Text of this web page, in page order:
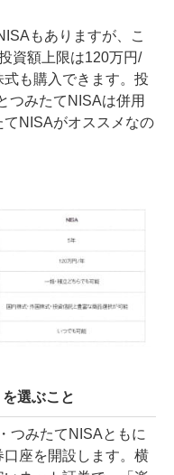
もありますが、こ
資額上限は120万円/
も購入できます。投
つみたてNISAは併用
NISAがオススメなの
選ぶこと
つみたてNISAともに
座を開設します。横